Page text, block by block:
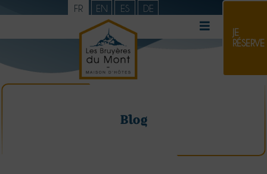
FR EN ES DE
JE
RÉSERVE
Blog